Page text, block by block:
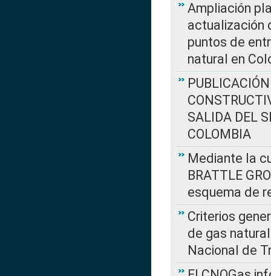
Ampliación
actualización
puntos de
natural en
SALIDA DEL
COLOMBIA
Mediante la
BRATTLE
esquema de
Criterios
de gas
Nacional de